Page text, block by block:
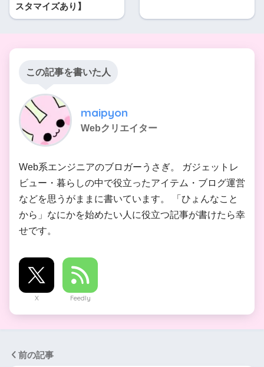
スタマイズあり】
この記事を書いた人
maipyon
Webクリエイター
Web系エンジニアのブロガーうさぎ。 ガジェットレ
ビュー・暮らしの中で役立ったアイテム・ブログ運営
などを思うがままに書いています。 「ひょんなこと
から」なにかを始めたい人に役立つ記事が書けたら幸
せです。
X Feedly
前の記事